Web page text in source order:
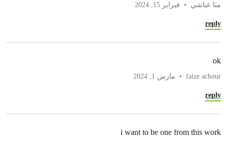
منا عياشي فبراير 15, 2024
reply
ok
faize achour مارس 1, 2024
reply
i want to be one from this work